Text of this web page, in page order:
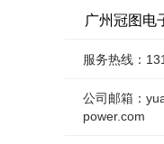
广州冠图电
服务热线：
公司邮箱：
power.com